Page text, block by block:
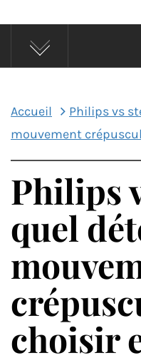
Accueil
Philips vs
mouvement
Philips
quel
choisir